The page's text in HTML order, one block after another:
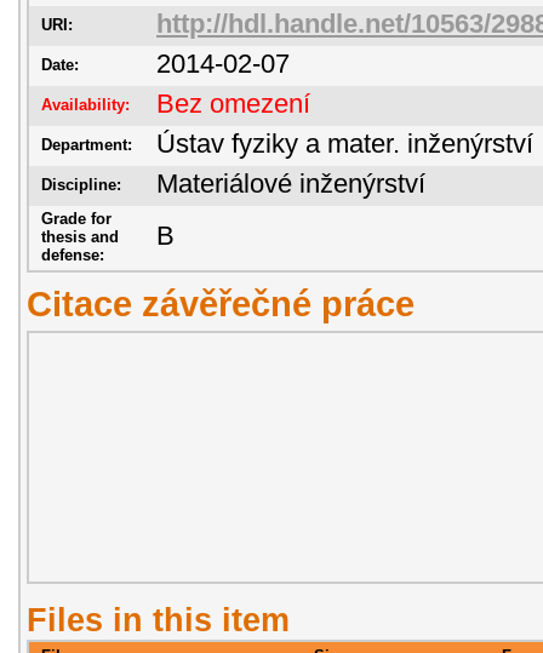
URI: http://hdl.handle.net/10563/
Date: 2014-02-07
Availability: Bez omezení
Department: Ústav fyziky a mater. inženýrství
Discipline: Materiálové inženýrství
Grade for
thesis and
defense:
B
Citace závěřečné práce
Files in this item